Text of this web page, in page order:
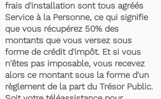
frais d'installation sont tous agréés
Service à la Personne, ce qui signifie
que vous récupérez 50% des
montants que vous versez sous
forme de crédit d'impôt. Et si vous
n'êtes pas imposable, vous recevez
alors ce montant sous la forme d'un
règlement de la part du Trésor Public.